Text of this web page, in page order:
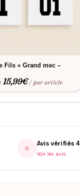
Fils « Grand mec –
15,99€ / par article
⭐ Avis vérifiés
Voir les avis